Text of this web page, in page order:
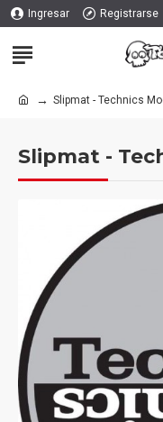
Ingresar Registrarse
Slipmat - Technics
Slipmat -